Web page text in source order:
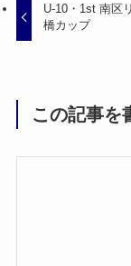
U-10・1st 南区
橋カップ
この記事を